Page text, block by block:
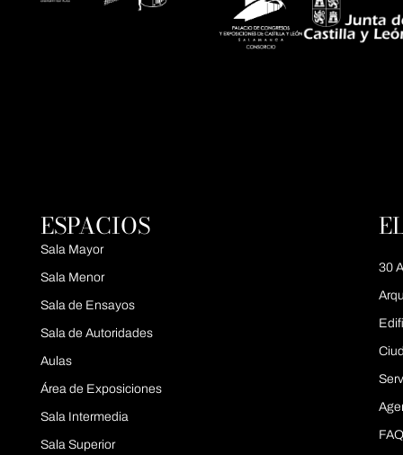
ESPACIOS
Sala Mayor
Sala Menor
Sala de Ensayos
Sala de Autoridades
Aulas
Área de Exposiciones
Sala Intermedia
Sala Superior
30